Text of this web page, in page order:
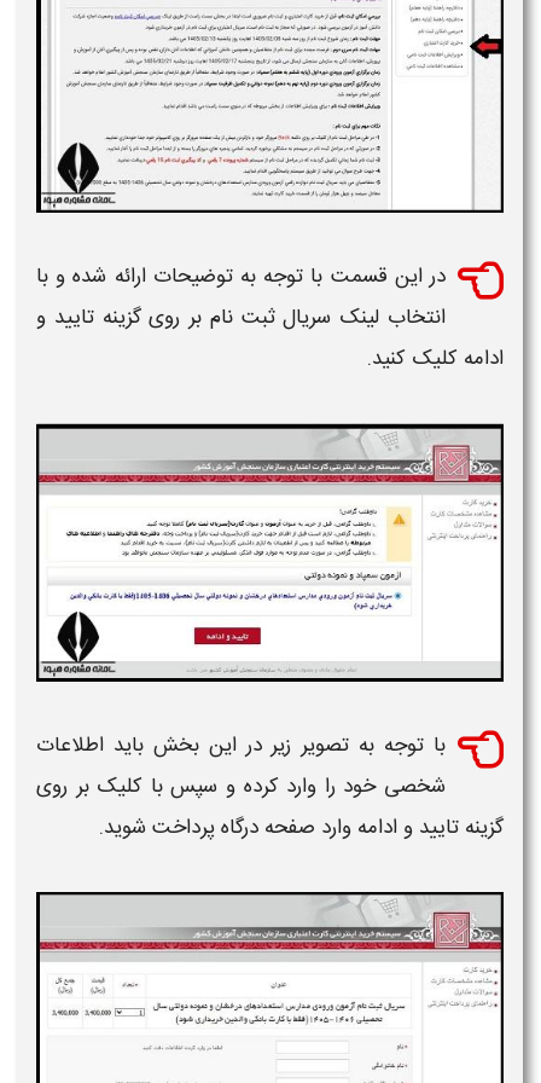
در این قسمت با توجه به توضیحات ارائه شده و با
انتخاب لینک سریال ثبت نام بر روی گزینه تایید و
ادامه کلیک کنید.
با توجه به تصویر زیر در این بخش باید اطلاعات
شخصی خود را وارد کرده و سپس با کلیک بر روی
گزینه تایید و ادامه وارد صفحه درگاه پرداخت شوید.